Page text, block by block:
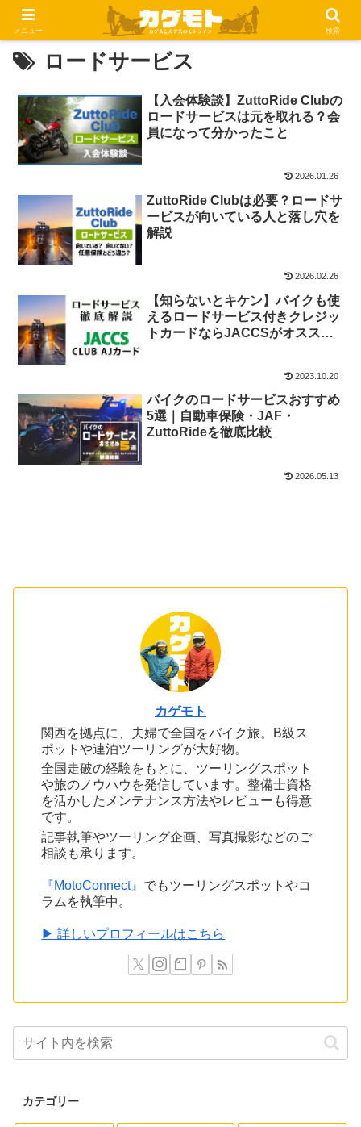
ロードサービス
【入会体験談】ZuttoRide Clubの
ロードサービスは元を取れる？会
員になって分かったこと
2026.01.26
ZuttoRide Clubは必要？ロードサ
ービスが向いている人と落し穴を
解説
2026.02.26
【知らないとキケン】バイクも使
えるロードサービス付きクレジッ
トカードならJACCSがオスス
2023.10.20
バイクのロードサービスおすすめ
5選｜自動車保険・JAF・
ZuttoRideを徹底比較
2026.05.13
カゲモト
関西を拠点に、夫婦で全国をバイク旅。B級ス
ポットや連泊ツーリングが大好物。
全国走破の経験をもとに、ツーリングスポット
や旅のノウハウを発信しています。整備士資格
を活かしたメンテナンス方法やレビューも得意
です。
記事執筆やツーリング企画、写真撮影などのご
相談も承ります。
『MotoConnect』 でもツーリングスポットやコ
ラムを執筆中。
▶ 詳しいプロフィールはこちら
カテゴリー
メニュー 検索